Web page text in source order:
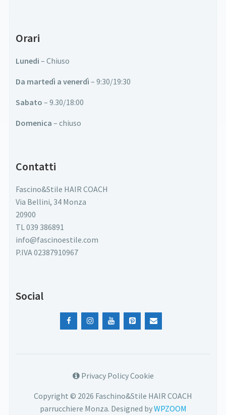
Orari
Lunedi – Chiuso
Da martedì a venerdì – 9:30/19:30
Sabato – 9.30/18:00
Domenica – chiuso
Contatti
Fascino&Stile HAIR COACH
Via Bellini, 34 Monza
20900
TL 039 386891
info@fascinoestile.com
P.IVA 02387910967
Social
Privacy Policy Cookie
Copyright © 2026 Faschino&Stile HAIR COACH
parrucchiere Monza. Designed byWPZOOM